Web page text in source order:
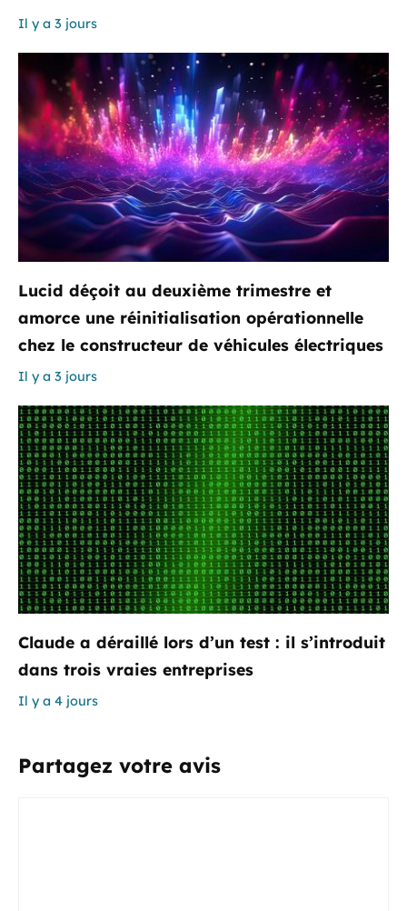
Il y a 3 jours
Lucid déçoit au deuxième trimestre et
amorce une réinitialisation opérationnelle
chez le constructeur de véhicules électriques
Il y a 3 jours
Claude a déraillé lors d’un test : il s’introduit
dans trois vraies entreprises
Il y a 4 jours
Partagez votre avis